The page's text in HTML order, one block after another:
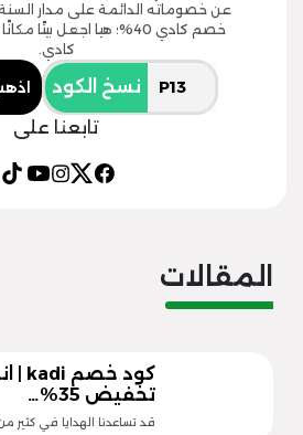
عن خصوماته الدائمة على مدار
خصم كادي 40%؛ هيا اجعل
كادي.
نسخ الكود
تابعنا على
المقالات
تخفيض 35%…
قد تساعدنا الهدايا في كثير